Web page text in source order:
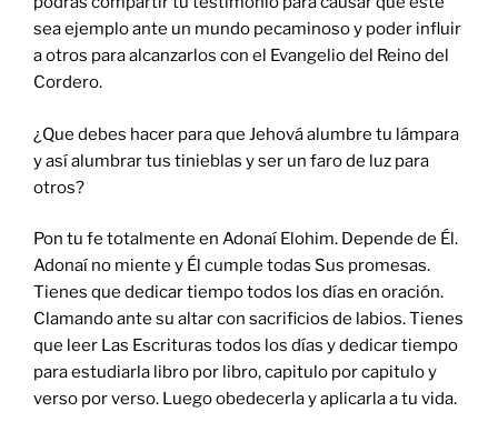
sea ejemplo ante un mundo pecaminoso y poder influir
a otros para alcanzarlos con el Evangelio del Reino del
Cordero.
¿Que debes hacer para que Jehová alumbre tu lámpara
y así alumbrar tus tinieblas y ser un faro de luz para
otros?
Pon tu fe totalmente en Adonaí Elohim. Depende de Él.
Adonaí no miente y Él cumple todas Sus promesas.
Tienes que dedicar tiempo todos los días en oración.
Clamando ante su altar con sacrificios de labios. Tienes
que leer Las Escrituras todos los días y dedicar tiempo
para estudiarla libro por libro, capitulo por capitulo y
verso por verso. Luego obedecerla y aplicarla a tu vida.